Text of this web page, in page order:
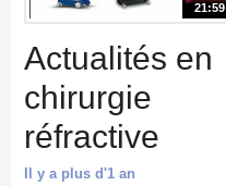
21:59
Actualités en
chirurgie
réfractive
Il y a plus d'1 an